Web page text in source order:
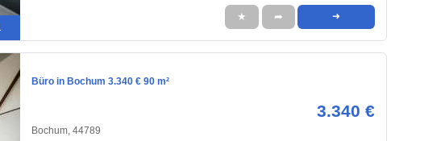
★ ➦ ➜
Büro in Bochum 3.340 € 90 m²
3.340 €
Bochum, 44789